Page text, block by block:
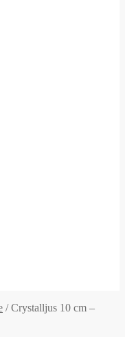
/Crystalljus 10 cm –